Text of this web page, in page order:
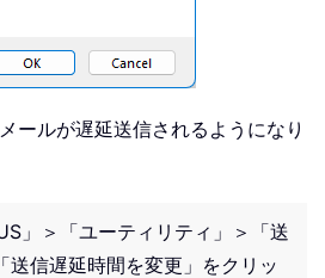
ールが遅延送信されるようになり
」＞「ユーティリティ」＞「送
送信遅延時間を変更」をクリッ